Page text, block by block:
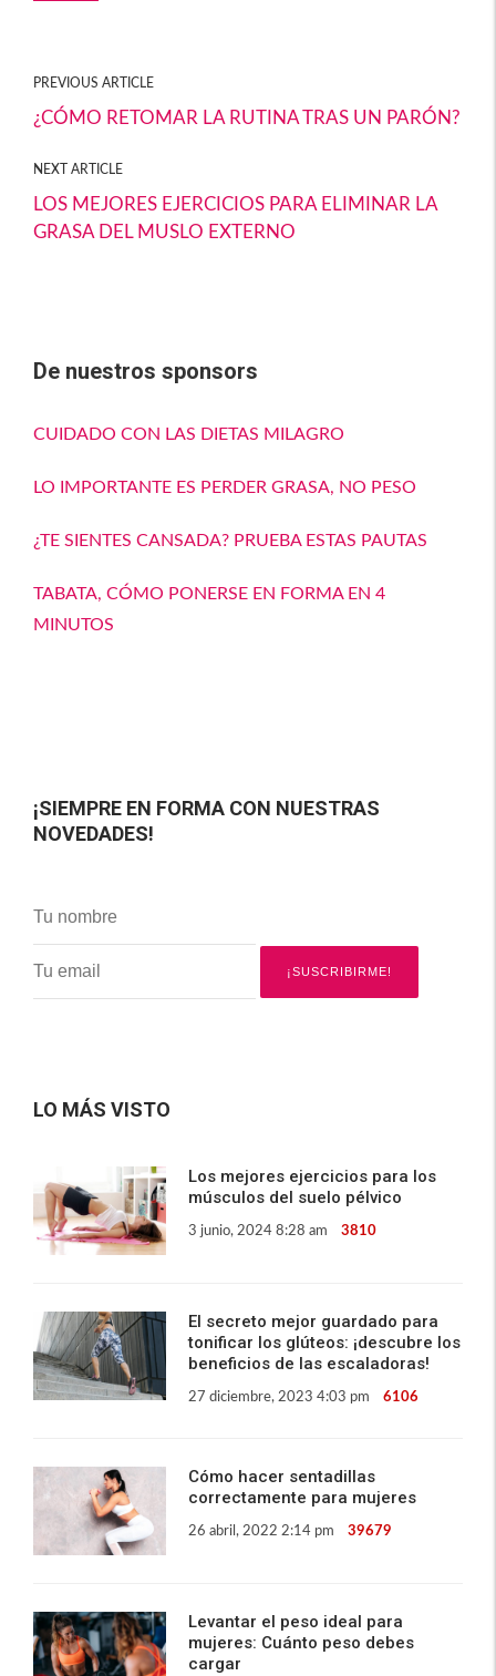
PREVIOUS ARTICLE
¿CÓMO RETOMAR LA RUTINA TRAS UN PARÓN?
NEXT ARTICLE
LOS MEJORES EJERCICIOS PARA ELIMINAR LA
GRASA DEL MUSLO EXTERNO
De nuestros sponsors
CUIDADO CON LAS DIETAS MILAGRO
LO IMPORTANTE ES PERDER GRASA, NO PESO
¿TE SIENTES CANSADA? PRUEBA ESTAS PAUTAS
TABATA, CÓMO PONERSE EN FORMA EN 4
MINUTOS
¡SIEMPRE EN FORMA CON NUESTRAS
NOVEDADES!
LO MÁS VISTO
Los mejores ejercicios para los
músculos del suelo pélvico
3 junio, 2024 8:28 am 3810
El secreto mejor guardado para
tonificar los glúteos: ¡descubre los
beneficios de las escaladoras!
27 diciembre, 2023 4:03 pm 6106
Cómo hacer sentadillas
correctamente para mujeres
26 abril, 2022 2:14 pm 39679
Levantar el peso ideal para
mujeres: Cuánto peso debes
cargar